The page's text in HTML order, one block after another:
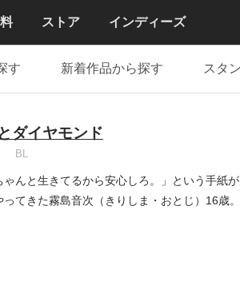
ストア インディーズ
す 新着作品から探す スタ
ダイヤモンド
BL
ゃんと生きてるから安心しろ。」という手紙
ってきた霧島音次（きりしま・おとじ）16歳